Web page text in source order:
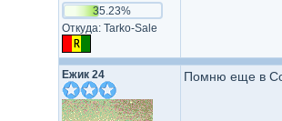
35.23%
Откуда: Tarko-Sale
Ежик 24 Помню еще в